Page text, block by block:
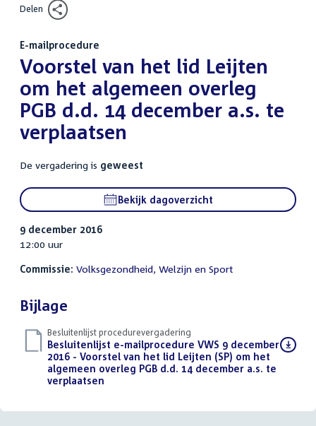
Delen
E-mailprocedure
:Voorstel van het lid Leijten
om het algemeen overleg
PGB d.d. 14 december a.s. te
verplaatsen
De vergadering is geweest
Bekijk dagoverzicht
9 december 2016
12:00 uur
Commissie: Volksgezondheid, Welzijn en Sport
Bijlage
Besluitenlijst procedurevergadering
Download
bestand:
Besluitenlijst e-mailprocedure VWS 9 december
2016 - Voorstel van het lid Leijten (SP) om het
algemeen overleg PGB d.d. 14 december a.s. te
verplaatsen